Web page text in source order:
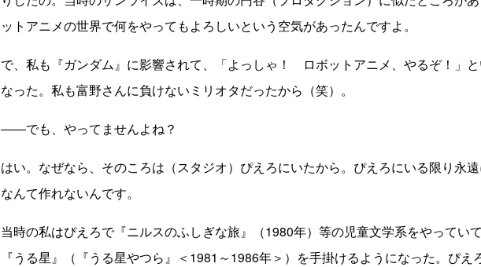
ットアニメの世界で何をやってもよろしいという空気があったんですよ。
で、私も『ガンダム』に影響されて、「よっしゃ！ ロボットアニメ、やるぞ！」
なった。私も富野さんに負けないミリオタだったから（笑）。
――でも、やってませんよね？
はい。なぜなら、そのころは（スタジオ）ぴえろにいたから。ぴえろにいる限り永
なんて作れないんです。
当時の私はぴえろで『ニルスのふしぎな旅』（1980年）等の児童文学系をやってい
『うる星』（『うる星やつら』＜1981～1986年＞）を手掛けるようになった。ぴえ